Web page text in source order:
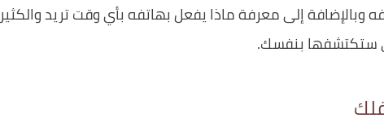
وبالإضافة إلى معرفة ماذا يفعل بهاتفه بأي وقت تريد والكثير
ستكتشفها بنفسك.